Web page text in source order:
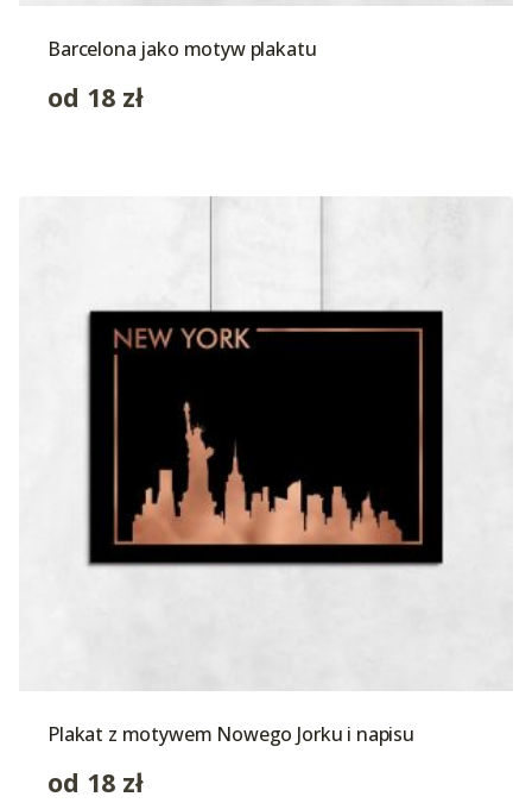
Barcelona jako motyw plakatu
od 18 zł
Plakat z motywem Nowego Jorku i napisu
od 18 zł